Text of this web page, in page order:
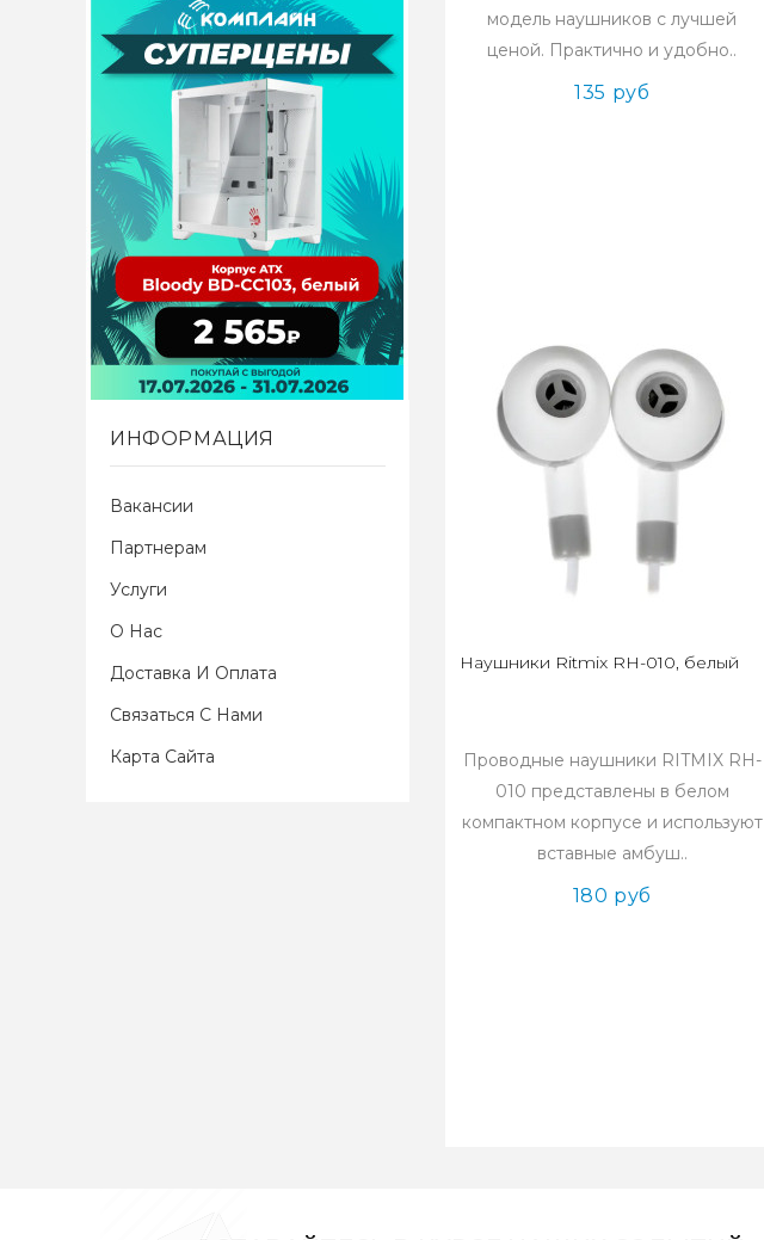
ИНФОРМАЦИЯ
Вакансии
Партнерам
Услуги
О Нас
Доставка И Оплата
Связаться С Нами
Карта Сайта
модель наушников с лучшей
ценой. Практично и удобно..
135 руб
Наушники Ritmix RH-010, белый
Проводные наушники RITMIX RH-
010 представлены в белом
компактном корпусе и используют
вставные амбуш..
180 руб